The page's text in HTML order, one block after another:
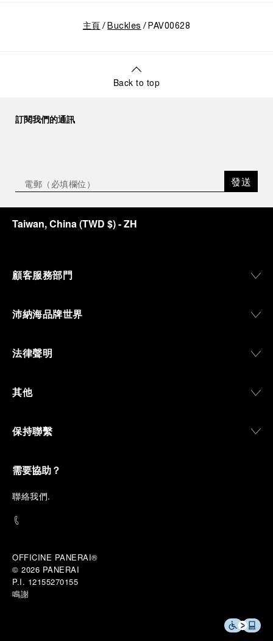
主頁 Buckles PAV00628
Back to top
訂閱我們的通訊
發送
Taiwan, China(TWD $)- ZH
顧客服務部門
沛納海品牌世界
法律聲明
其他
保持聯繫
需要協助？
聯絡我們.
OFFICINE PANERAI®
© 2026 PANERAI
P.I. 12155270155
鳴謝